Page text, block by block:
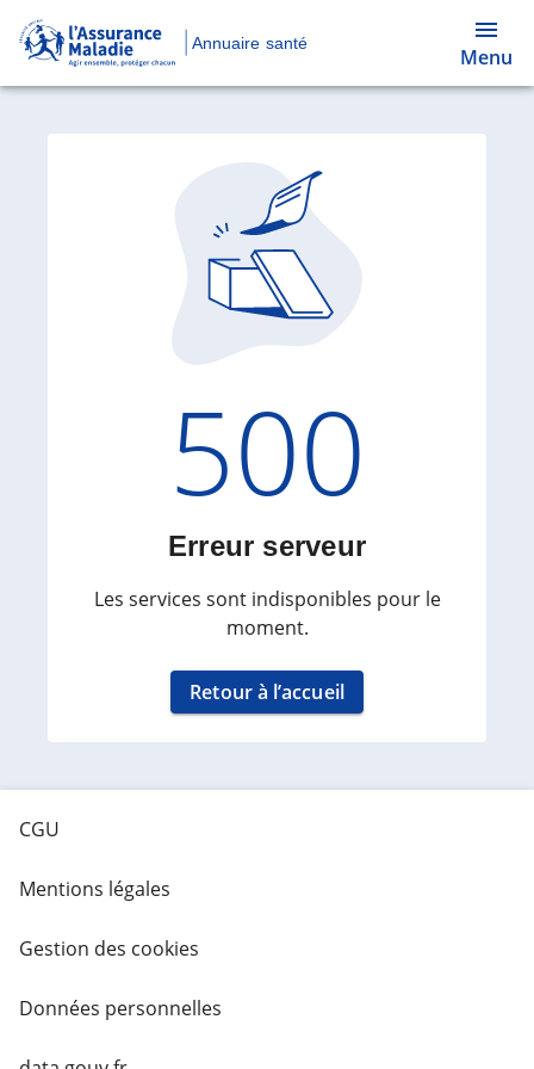
Annuaire santé
Menu
Code
500
Erreur serveur
Les services sont indisponibles pour le
moment.
Retour à l’accueil
CGU
Mentions légales
Gestion des cookies
Données personnelles